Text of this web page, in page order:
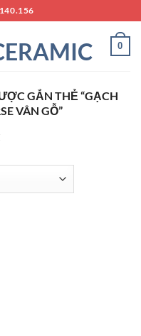
0
GẮN THẺ “GẠCH
VÂN GỖ”